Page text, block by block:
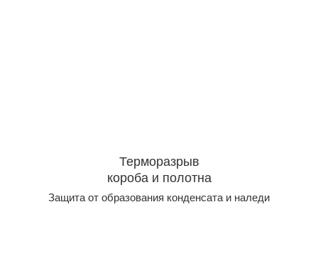
Терморазрыв
короба и полотна
Защита от образования конденсата и наледи